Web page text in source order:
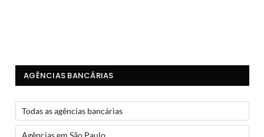
AGÊNCIAS BANCÁRIAS
Todas as agências bancárias
Agências em São Paulo